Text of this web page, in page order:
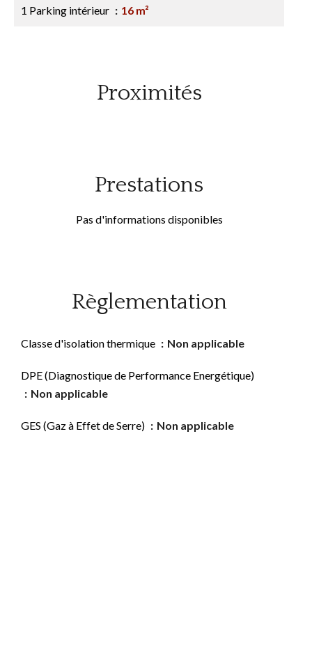
1 Parking intérieur 16 m²
Proximités
Prestations
Pas d'informations disponibles
Règlementation
Classe d'isolation thermique Non applicable
DPE (Diagnostique de Performance Energétique)
Non applicable
GES (Gaz à Effet de Serre) Non applicable